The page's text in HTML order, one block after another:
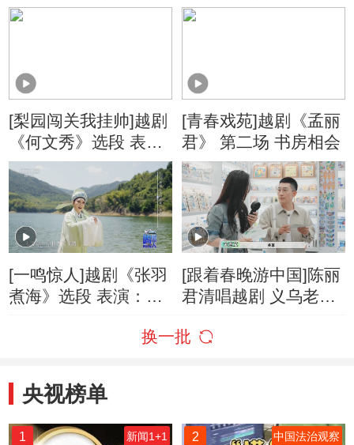
等
梦》选段 表演：张春
[梨园闯关我挂帅]越剧
《何文秀》选段 表
演：陈小朵
[青春戏苑]越剧《孟丽
君》 第二场 书房相会
[一鸣惊人]越剧《张羽
煮海》选段 表演：廖
[跟着春晚游中国]陈丽
君清唱越剧 义乌老板
换一批
央视榜单
1 新闻1+1 2 中国法治观察